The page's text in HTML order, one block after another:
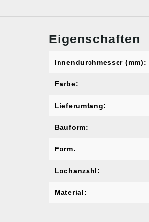
Eigenschaften
Innendurchmesser (mm):
Farbe:
Lieferumfang:
Bauform:
Form:
Lochanzahl:
Material: